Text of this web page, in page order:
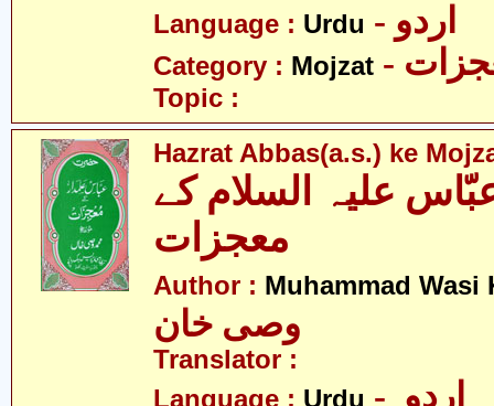
Language : Urdu - اردو
Category : Mojzat
Topic :
Hazrat Abbas(a.s.) ke
علیہ السلام کے
Author : Muhammad Wasi
وصی خان
Translator :
Language : Urdu